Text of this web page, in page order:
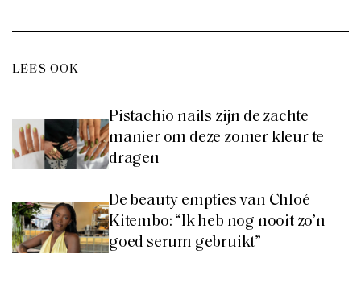
LEES OOK
Pistachio nails zijn de zachte
manier om deze zomer kleur te
dragen
De beauty empties van Chloé
Kitembo: “Ik heb nog nooit zo’n
goed serum gebruikt”